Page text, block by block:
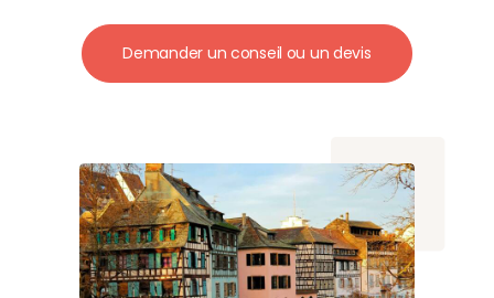
Demander un conseil ou un devis